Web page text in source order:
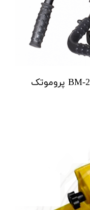
پخ زن پرتابل لوله و ورق مدل BM-21 پروموتک